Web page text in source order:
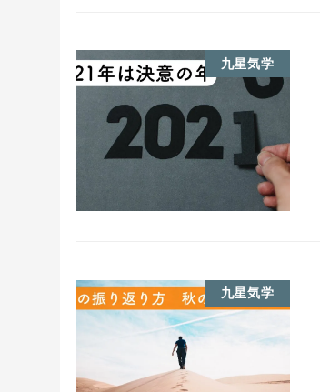
九星気学
九星気学